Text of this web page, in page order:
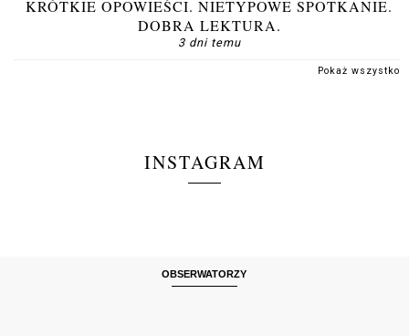
KRÓTKIE OPOWIEŚCI. NIETYPOWE SPOTKANIE.
DOBRA LEKTURA.
3 dni temu
Pokaż wszystko
INSTAGRAM
OBSERWATORZY